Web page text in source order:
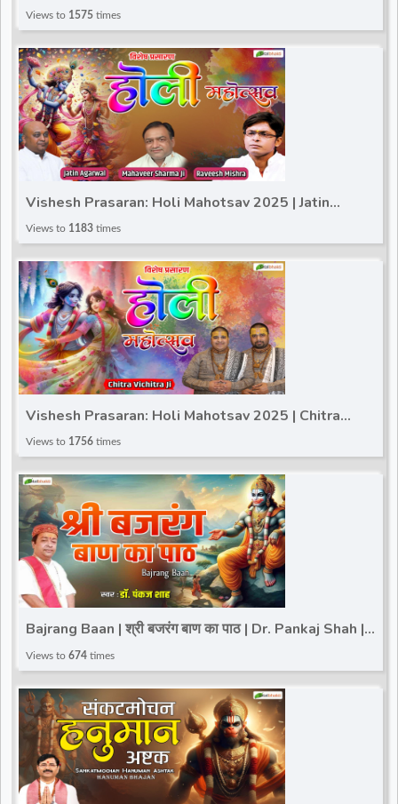
Shishwal~Kishori Kanishka -13 March~Sanskar
Studio
Views to 1575 times
Vishesh Prasaran: Holi Mahotsav 2025 | Jatin
Agarwal_Mahaveer Ji_Raveesh Ji~ 15 Mar.| Sanskar
Studio
Views to 1183 times
Vishesh Prasaran: Holi Mahotsav 2025 | Chitra
Vichitra Ji ~ 15 Mar.| Total Bhakti | Sanskar Studio
Views to 1756 times
Bajrang Baan | श्री बजरंग बाण का पाठ | Dr. Pankaj Shah |
Hanuman Janmotsav Special 2025
Views to 674 times